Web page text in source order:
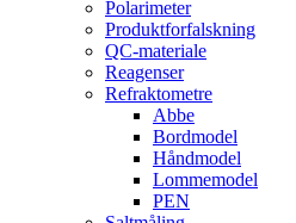
Polarimeter
Produktforfalskning
QC-materiale
Reagenser
Refraktometre
Abbe
Bordmodel
Håndmodel
Lommemodel
PEN